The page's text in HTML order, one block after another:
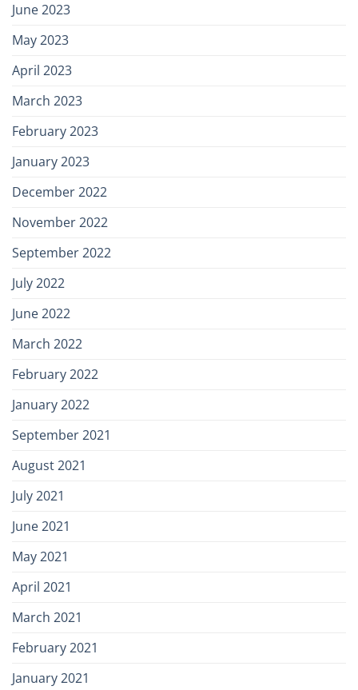
June 2023
May 2023
April 2023
March 2023
February 2023
January 2023
December 2022
November 2022
September 2022
July 2022
June 2022
March 2022
February 2022
January 2022
September 2021
August 2021
July 2021
June 2021
May 2021
April 2021
March 2021
February 2021
January 2021